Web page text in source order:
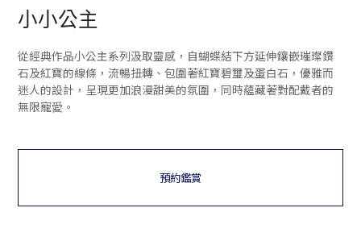
小小公主
從經典作品小公主系列汲取靈感，自蝴蝶結下方延伸鑲嵌璀璨鑽
石及紅寶的線條，流暢扭轉、包圍著紅寶碧璽及蛋白石，優雅而
迷人的設計，呈現更加浪漫甜美的氛圍，同時蘊藏著對配戴者的
無限寵愛。
預約鑑賞